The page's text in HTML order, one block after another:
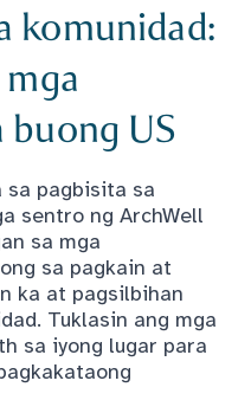
komunidad:
US
sa pagbisita sa
sentro ng ArchWell
sa mga
sa pagkain at
ka at pagsilbihan
Tuklasin ang mga
sa iyong lugar para